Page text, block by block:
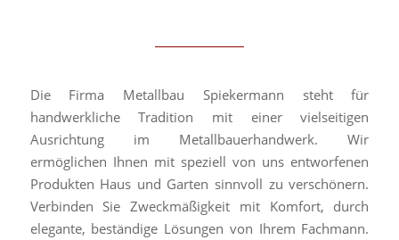
Die Firma Metallbau Spiekermann steht für
handwerkliche Tradition mit einer vielseitigen
Ausrichtung im Metallbauerhandwerk. Wir
ermöglichen Ihnen mit speziell von uns entworfenen
Produkten Haus und Garten sinnvoll zu verschönern.
Verbinden Sie Zweckmäßigkeit mit Komfort, durch
elegante, beständige Lösungen von Ihrem Fachmann.